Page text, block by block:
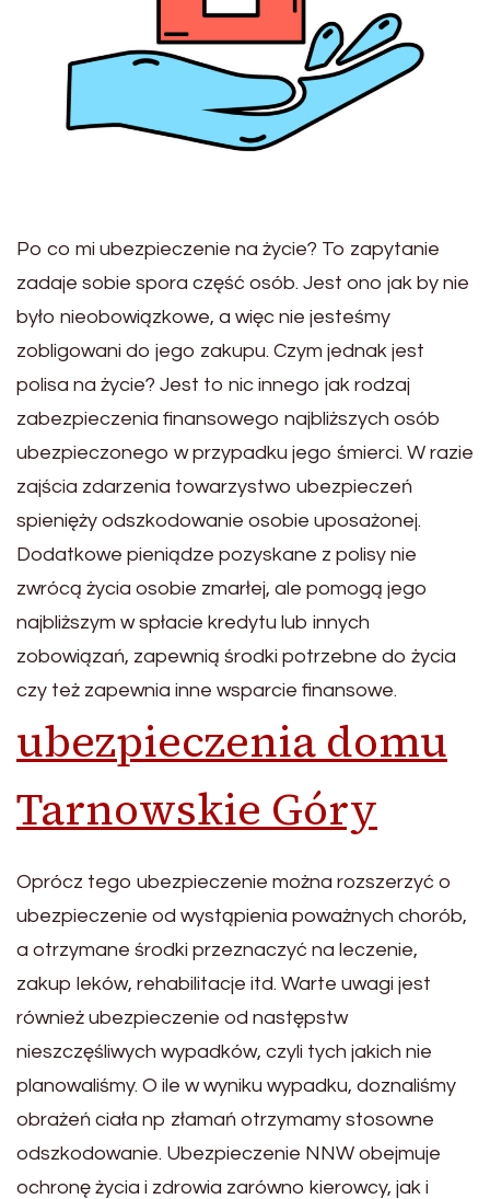
Po co mi ubezpieczenie na życie? To zapytanie
zadaje sobie spora część osób. Jest ono jak by nie
było nieobowiązkowe, a więc nie jesteśmy
zobligowani do jego zakupu. Czym jednak jest
polisa na życie? Jest to nic innego jak rodzaj
zabezpieczenia finansowego najbliższych osób
ubezpieczonego w przypadku jego śmierci. W razie
zajścia zdarzenia towarzystwo ubezpieczeń
spienięży odszkodowanie osobie uposażonej.
Dodatkowe pieniądze pozyskane z polisy nie
zwrócą życia osobie zmarłej, ale pomogą jego
najbliższym w spłacie kredytu lub innych
zobowiązań, zapewnią środki potrzebne do życia
czy też zapewnia inne wsparcie finansowe.
ubezpieczenia domu
Tarnowskie Góry
Oprócz tego ubezpieczenie można rozszerzyć o
ubezpieczenie od wystąpienia poważnych chorób,
a otrzymane środki przeznaczyć na leczenie,
zakup leków, rehabilitacje itd. Warte uwagi jest
również ubezpieczenie od następstw
nieszczęśliwych wypadków, czyli tych jakich nie
planowaliśmy. O ile w wyniku wypadku, doznaliśmy
obrażeń ciała np złamań otrzymamy stosowne
odszkodowanie. Ubezpieczenie NNW obejmuje
ochronę życia i zdrowia zarówno kierowcy, jak i